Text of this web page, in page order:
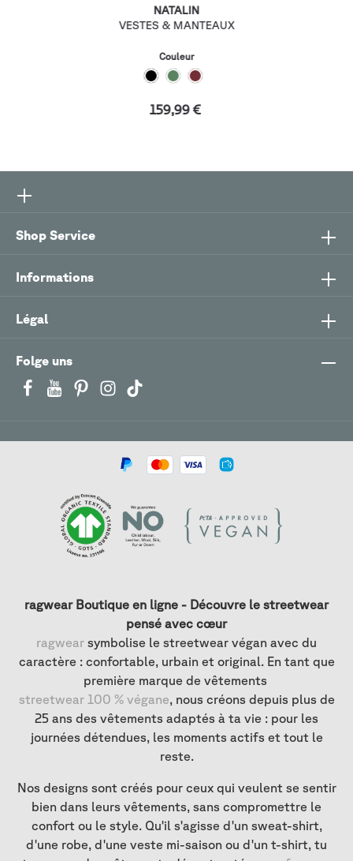
NATALIN
VESTES & MANTEAUX
Couleur
159,99 €
Folge uns
Shop Service
Informations
Légal
ragwear Boutique en ligne - Découvre le streetwear
pensé avec cœur
ragwear symbolise le streetwear végan avec du
caractère : confortable, urbain et original. En tant que
première marque de vêtements
streetwear 100 % végane, nous créons depuis plus de
25 ans des vêtements adaptés à ta vie : pour les
journées détendues, les moments actifs et tout le
reste.
Nos designs sont créés pour ceux qui veulent se sentir
bien dans leurs vêtements, sans compromettre le
confort ou le style. Qu'il s'agisse d'un sweat-shirt,
d'une robe, d'une veste mi-saison ou d'un t-shirt, tu